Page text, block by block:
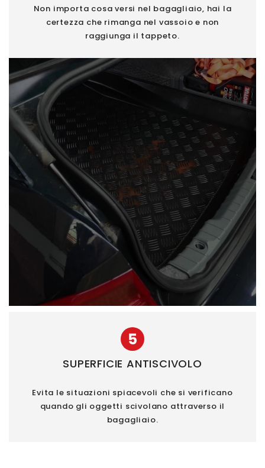
Non importa cosa versi nel bagagliaio, hai la
certezza che rimanga nel vassoio e non
raggiunga il tappeto.
5
SUPERFICIE ANTISCIVOLO
Evita le situazioni spiacevoli che si verificano
quando gli oggetti scivolano attraverso il
bagagliaio.